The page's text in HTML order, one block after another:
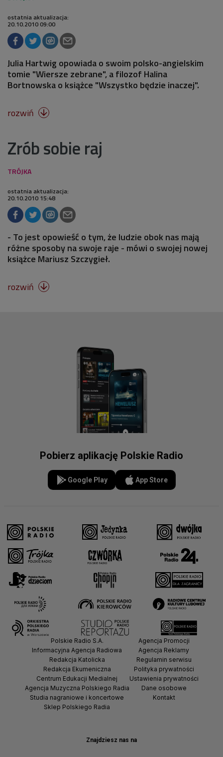
ostatnia aktualizacja:
20.10.2010 09:00
Julia Hartwig opowiada o swoim polsko-angielskim
tomie "Wiersze zebrane", a filozof Halina
Bortnowska o książce "Wszystko będzie inaczej".
rozwiń 
Zrób sobie raj
ostatnia aktualizacja:
20.10.2010 15:48
- To jest opowieść o tym, że ludzie obok nas mają
różne sposoby na swoje raje - mówi o swojej nowej
książce Mariusz Szczygieł.
rozwiń 
Pobierz aplikację Polskie Radio
Google Play App Store
Znajdziesz nas na
Polskie Radio S.A.
Informacyjna Agencja Radiowa
Redakcja Katolicka
Redakcja Ekumeniczna
Centrum Edukacji Medialnej
Agencja Muzyczna Polskiego Radia
Studia nagraniowe i koncertowe
Sklep Polskiego Radia
Agencja Promocji
Agencja Reklamy
Regulamin serwisu
Polityka prywatności
Ustawienia prywatności
Dane osobowe
Kontakt